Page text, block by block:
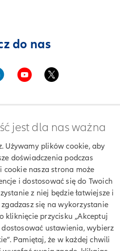
do nas
dane
prywatności
placówkę Allianz
Mirosław Michna
jest dla nas ważna
Używamy plików cookie, aby
doświadczenia podczas
cookie nasza strona może
i dostosować się do Twoich
z niej będzie łatwiejsze i
się na wykorzystanie
kliknięcie przycisku „Akceptuj
dostosować ustawienia, wybierz
Pamiętaj, że w każdej chwili